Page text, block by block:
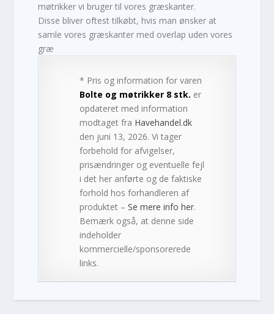
møtrikker vi bruger til vores græskanter.
Disse bliver oftest tilkøbt, hvis man ønsker at
samle vores græskanter med overlap uden vores
græ
* Pris og information for varen
Bolte og møtrikker 8 stk. er
opdateret med information
modtaget fra Havehandel.dk
den juni 13, 2026. Vi tager
forbehold for afvigelser,
prisændringer og eventuelle fejl
i det her anførte og de faktiske
forhold hos forhandleren af
produktet –Se mere info her.
Bemærk også, at denne side
indeholder
kommercielle/sponsorerede
links.